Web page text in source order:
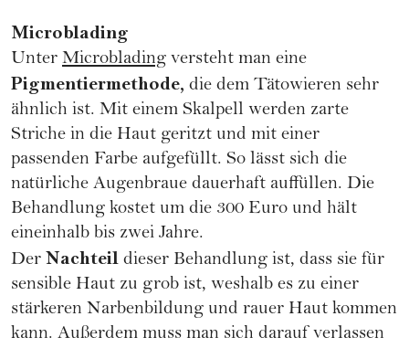
Microblading
Unter Microblading versteht man eine
Pigmentiermethode, die dem Tätowieren sehr
ähnlich ist. Mit einem Skalpell werden zarte
Striche in die Haut geritzt und mit einer
passenden Farbe aufgefüllt. So lässt sich die
natürliche Augenbraue dauerhaft auffüllen. Die
Behandlung kostet um die 300 Euro und hält
eineinhalb bis zwei Jahre.
Der Nachteil dieser Behandlung ist, dass sie für
sensible Haut zu grob ist, weshalb es zu einer
stärkeren Narbenbildung und rauer Haut kommen
kann. Außerdem muss man sich darauf verlassen